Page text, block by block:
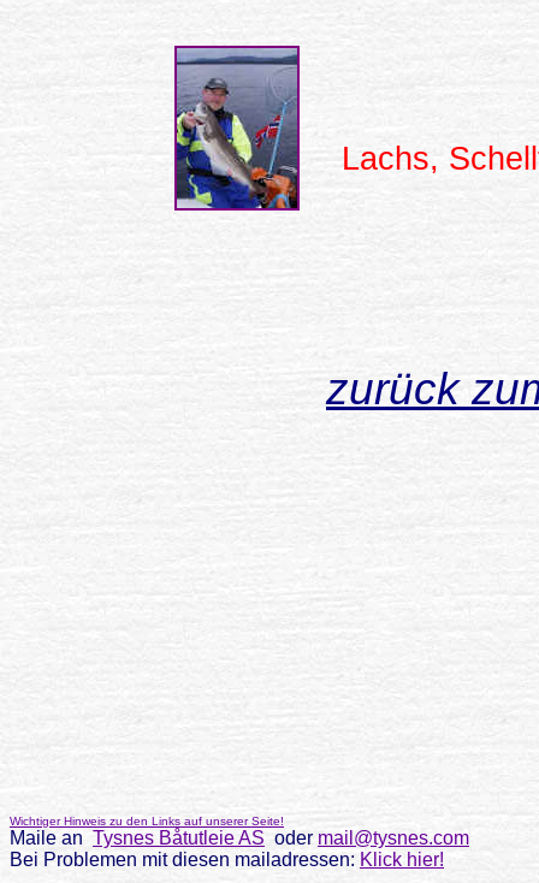
Lachs,
zurück
Wichtiger Hinweis zu den Links auf unserer Seite!
Maile an Tysnes Båtutleie AS oder mail@tysnes.com
Bei Problemen mit diesen mailadressen: Klick hier!